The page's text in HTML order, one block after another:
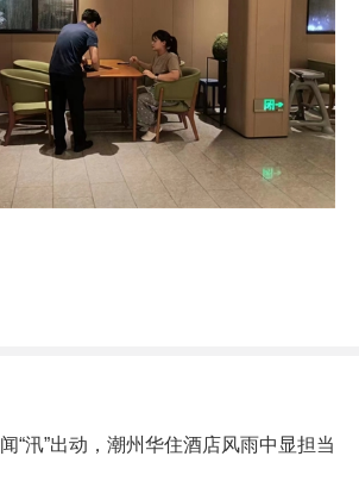
闻“汛”出动，潮州华住酒店风雨中显担当